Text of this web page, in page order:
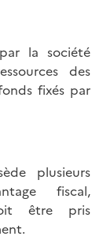
la société
des
fixés par
plusieurs
fiscal,
être pris